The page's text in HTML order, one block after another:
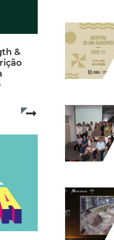
&
January 2026
Teams )
22 de janeiro de 2026
Read more...